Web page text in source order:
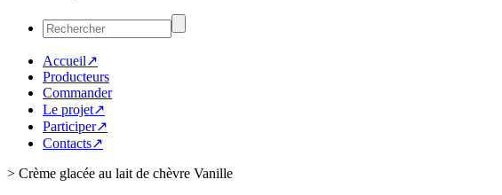
Accueil↗
Producteurs
Commander
Le projet↗
Participer↗
Contacts↗
> Crème glacée au lait de chèvre Vanille